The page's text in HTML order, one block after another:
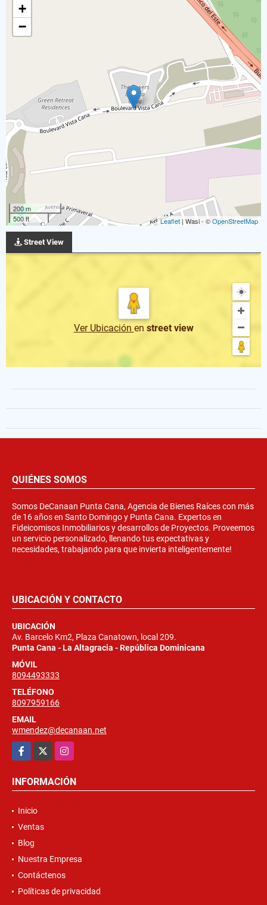
+
−
200 m
500 ft
Leaflet | Wasi - ©OpenStreetMap
Street View
Ver Ubicación en street view
QUIÉNES SOMOS
Somos DeCanaan Punta Cana, Agencia de Bienes Raíces con más
de 16 años en Santo Domingo y Punta Cana. Expertos en
Fideicomisos Inmobiliarios y desarrollos de Proyectos. Proveemos
un servicio personalizado, llenando tus expectativas y
necesidades, trabajando para que invierta inteligentemente!
UBICACIÓN Y CONTACTO
UBICACIÓN
Av. Barcelo Km2, Plaza Canatown, local 209.
Punta Cana - La Altagracia - República Dominicana
MÓVIL
8094493333
TELÉFONO
8097959166
EMAIL
wmendez@decanaan.net
Facebook
Instagram
INFORMACIÓN
Inicio
Ventas
Blog
Nuestra Empresa
Contáctenos
Políticas de privacidad